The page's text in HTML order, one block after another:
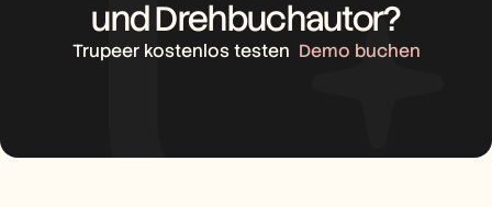
und Drehbuchautor?
Trupeer kostenlos testen Demo buchen